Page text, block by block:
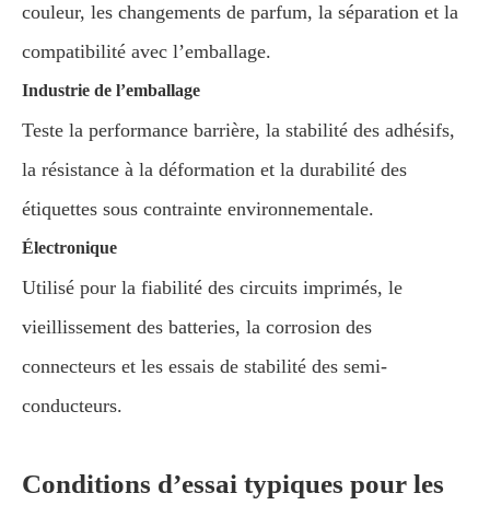
couleur, les changements de parfum, la séparation et la
compatibilité avec l’emballage.
Industrie de l’emballage
Teste la performance barrière, la stabilité des adhésifs,
la résistance à la déformation et la durabilité des
étiquettes sous contrainte environnementale.
Électronique
Utilisé pour la fiabilité des circuits imprimés, le
vieillissement des batteries, la corrosion des
connecteurs et les essais de stabilité des semi-
conducteurs.
Conditions d’essai typiques pour les